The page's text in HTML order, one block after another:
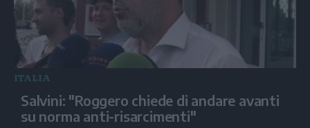
ITALIA
Salvini: "Roggero chiede di andare avanti
su norma anti-risarcimenti"